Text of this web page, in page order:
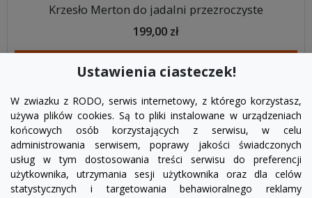
Krzesło Merton do jadalni przezroczyste
199,00 zł
Ustawienia ciasteczek!
W zwiazku z RODO, serwis internetowy, z którego korzystasz,
używa plików cookies. Są to pliki instalowane w urządzeniach
końcowych osób korzystających z serwisu, w celu
administrowania serwisem, poprawy jakości świadczonych
usług w tym dostosowania treści serwisu do preferencji
użytkownika, utrzymania sesji użytkownika oraz dla celów
statystycznych i targetowania behawioralnego reklamy